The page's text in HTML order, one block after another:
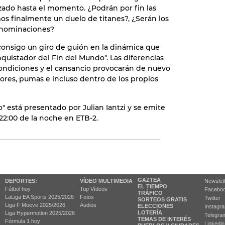
hasta el momento. ¿Podrán por fin las
finalmente un duelo de titanes?, ¿Serán los
un giro de guión en la dinámica que
del Fin del Mundo". Las diferencias
y el cansancio provocarán de nuevo
pumas e incluso dentro de los propios
está presentado por Julian Iantzi y se emite
de la noche en ETB-2.
DEPORTES:
Fútbol hoy
LaLiga EA Sports 2025/2026
Liga F Moeve 2025/2026
Liga Hypermotion 2025/2026
Fórmula 1 hoy
VÍDEO MULTIMEDIA
Top Vídeos
Fotos
Audios
GAZTEA
EL TIEMPO
TRÁFICO
SORTEOS GRATIS
ELECCIONES
LOTERÍA
TEMAS DE INTERÉS
Twitter
Linkedin